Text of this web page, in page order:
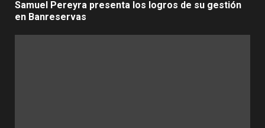
Samuel Pereyra presenta los logros de su gestión
en Banreservas